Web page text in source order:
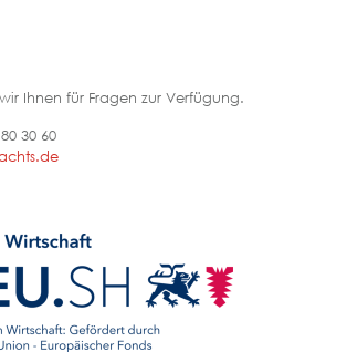
Ihnen für Fragen zur Verfügung.
30 60